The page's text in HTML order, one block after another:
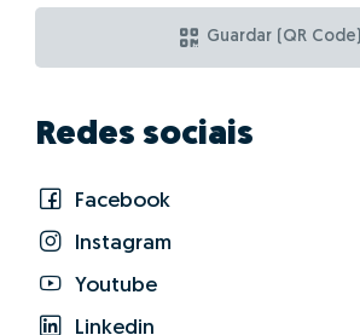
Guardar (QR Code)
Redes sociais
Facebook
Instagram
Youtube
Linkedin